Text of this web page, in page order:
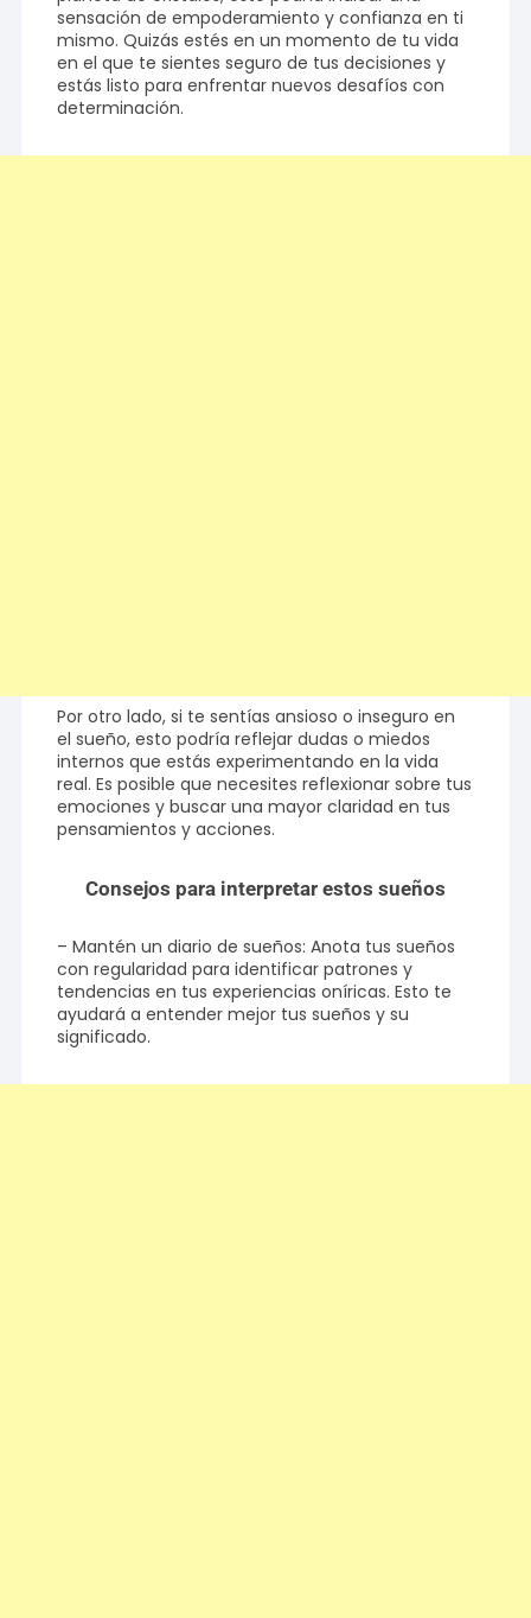
sensación de empoderamiento y confianza en ti
mismo. Quizás estés en un momento de tu vida
en el que te sientes seguro de tus decisiones y
estás listo para enfrentar nuevos desafíos con
determinación.
Por otro lado, si te sentías ansioso o inseguro en
el sueño, esto podría reflejar dudas o miedos
internos que estás experimentando en la vida
real. Es posible que necesites reflexionar sobre tus
emociones y buscar una mayor claridad en tus
pensamientos y acciones.
Consejos para interpretar estos sueños
– Mantén un diario de sueños: Anota tus sueños
con regularidad para identificar patrones y
tendencias en tus experiencias oníricas. Esto te
ayudará a entender mejor tus sueños y su
significado.